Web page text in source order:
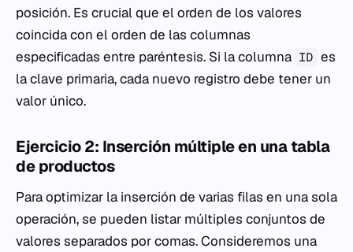
posición. Es crucial que el orden de los valores
coincida con el orden de las columnas
especificadas entre paréntesis. Si la columna ID es
la clave primaria, cada nuevo registro debe tener un
valor único.
Ejercicio 2: Inserción múltiple en una tabla
de productos
Para optimizar la inserción de varias filas en una sola
operación, se pueden listar múltiples conjuntos de
valores separados por comas. Consideremos una